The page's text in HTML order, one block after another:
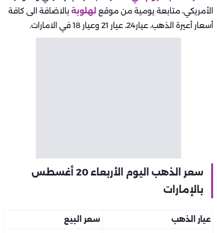
الأمريكي، متابعة يومية من موقع لهلوبة بالاضافة الى كافة
أسعار أعيرة الذهب، عيار24، عيار 21 وعيار 18 في الامارات.
سعر الذهب اليوم الأربعاء 20 أغسطس
بالإمارات
عيار الذهب سعر البيع